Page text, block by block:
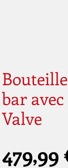
bar
Valve
479,99